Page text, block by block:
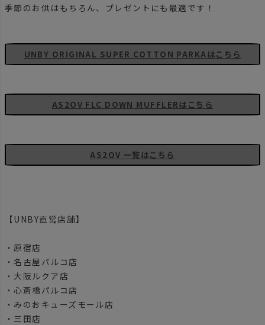
季節のお供はもちろん、プレゼントにも最適です！
UNBY ORIGINAL SUPER COTTON PARKAはこちら
AS2OV FLC DOWN MUFFLERはこちら
AS2OV 一覧はこちら
【UNBY直営店舗】
・原宿店
・名古屋パルコ店
・大阪ルクア店
・心斎橋パルコ店
・みのおキューズモール店
・三田店